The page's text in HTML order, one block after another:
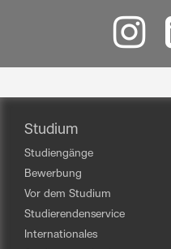
Studium
Studiengänge
Bewerbung
Vor dem Studium
Studierendenservice
Internationales